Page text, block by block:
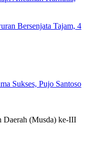
Bersenjata Tajam, 4
Sukses, Pujo Santoso
Daerah (Musda) ke-III